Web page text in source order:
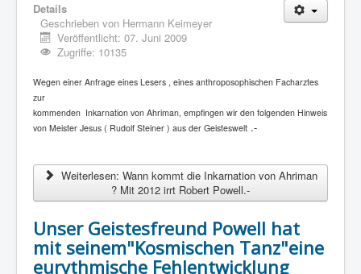
Details
Geschrieben von Hermann Keimeyer
Veröffentlicht: 07. Juni 2009
Zugriffe: 10135
Wegen einer Anfrage eines Lesers , eines anthroposophischen Facharztes
zur
kommenden Inkarnation von Ahriman, empfingen wir den folgenden Hinweis
von Meister Jesus ( Rudolf Steiner ) aus der Geisteswelt .-
Weiterlesen: Wann kommt die Inkarnation von Ahriman
? Mit 2012 irrt Robert Powell.-
Unser Geistesfreund Powell hat
mit seinem"Kosmischen Tanz"eine
eurythmische Fehlentwicklung